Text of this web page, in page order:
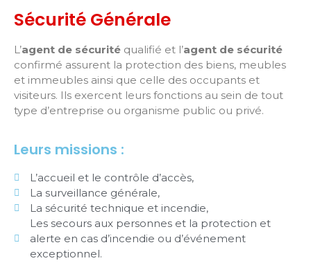
Sécurité Générale
L’agent de sécurité qualifié et l’agent de sécurité
confirmé assurent la protection des biens, meubles
et immeubles ainsi que celle des occupants et
visiteurs. Ils exercent leurs fonctions au sein de tout
type d’entreprise ou organisme public ou privé.
Leurs missions :
L’accueil et le contrôle d’accès,
La surveillance générale,
La sécurité technique et incendie,
Les secours aux personnes et la protection et
alerte en cas d’incendie ou d’événement
exceptionnel.